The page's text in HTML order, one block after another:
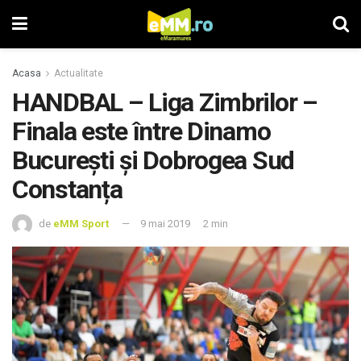
Acasa Actualitate
HANDBAL – Liga Zimbrilor –
Finala este între Dinamo
București și Dobrogea Sud
Constanța
de eMM Sport 9 mai 2019 2 min